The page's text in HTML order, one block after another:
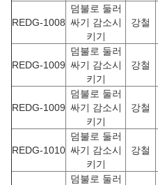
REDG-1008
덤불로 둘러
싸기 감소시
키기
강철
REDG-1009
덤불로 둘러
싸기 감소시
키기
강철
REDG-1009
덤불로 둘러
싸기 감소시
키기
강철
REDG-1010
덤불로 둘러
싸기 감소시
키기
강철
덤불로 둘러